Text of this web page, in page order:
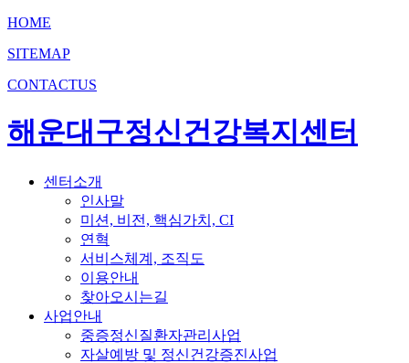
HOME
SITEMAP
CONTACTUS
해운대구정신건강복지센터
센터소개
인사말
미션, 비전, 핵심가치, CI
연혁
서비스체계, 조직도
이용안내
찾아오시는길
사업안내
중증정신질환자관리사업
자살예방 및 정신건강증진사업